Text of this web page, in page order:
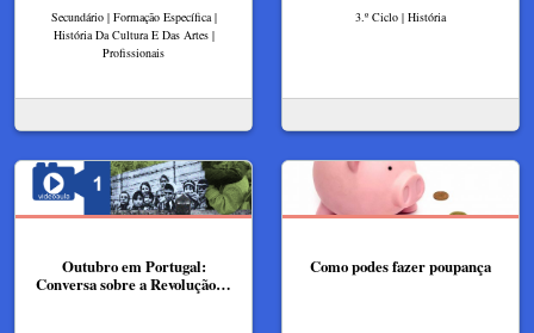
Secundário | Formação Específica |
História Da Cultura E Das Artes |
Profissionais
3.º Ciclo | História
Outubro em Portugal:
Conversa sobre a Revolução…
Como podes fazer poupança